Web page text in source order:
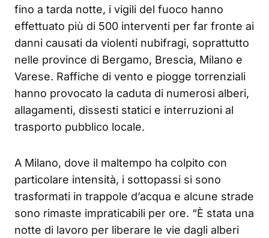
fino a tarda notte, i vigili del fuoco hanno
effettuato più di 500 interventi per far fronte ai
danni causati da violenti nubifragi, soprattutto
nelle province di Bergamo, Brescia, Milano e
Varese. Raffiche di vento e piogge torrenziali
hanno provocato la caduta di numerosi alberi,
allagamenti, dissesti statici e interruzioni al
trasporto pubblico locale.
A Milano, dove il maltempo ha colpito con
particolare intensità, i sottopassi si sono
trasformati in trappole d’acqua e alcune strade
sono rimaste impraticabili per ore. “È stata una
notte di lavoro per liberare le vie dagli alberi